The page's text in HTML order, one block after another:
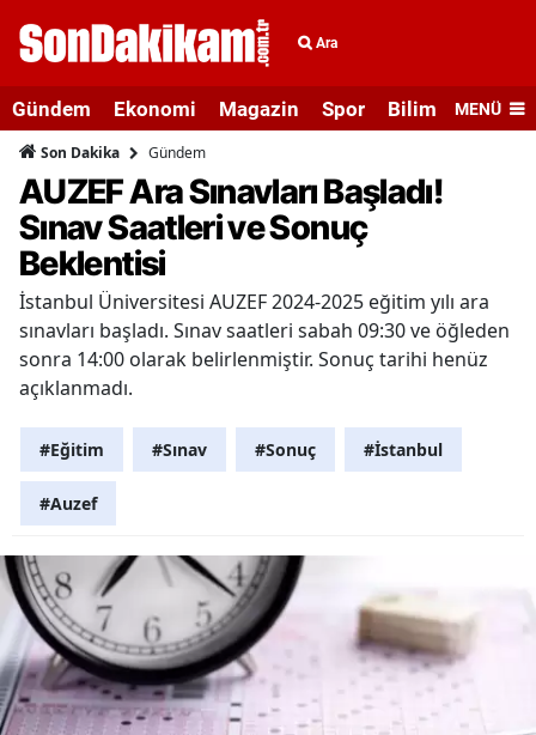
Ara
Gündem Ekonomi Magazin Spor Bilim veMENÜ
Son Dakika Gündem
AUZEF Ara Sınavları Başladı!
Sınav Saatleri ve Sonuç
Beklentisi
İstanbul Üniversitesi AUZEF 2024-2025 eğitim yılı ara
sınavları başladı. Sınav saatleri sabah 09:30 ve öğleden
sonra 14:00 olarak belirlenmiştir. Sonuç tarihi henüz
açıklanmadı.
#Eğitim #Sınav #Sonuç #İstanbul
#Auzef